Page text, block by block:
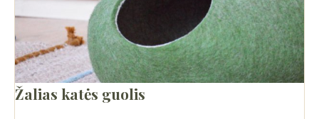
Žalias katės guolis